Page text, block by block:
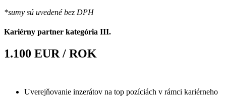
*sumy sú uvedené bez DPH
Kariérny partner kategória III.
1.100 EUR / ROK
Uverejňovanie inzerátov na top pozíciách v rámci kariérneho